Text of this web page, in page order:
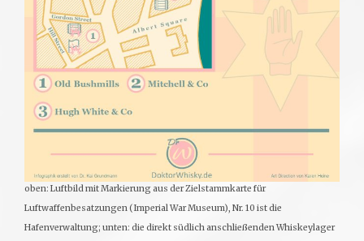
oben: Luftbild mit Markierung aus der Zielstammkarte für
Luftwaffenbesatzungen (Imperial War Museum), Nr. 10 ist die
Hafenverwaltung; unten: die direkt südlich anschließenden Whiskeylager